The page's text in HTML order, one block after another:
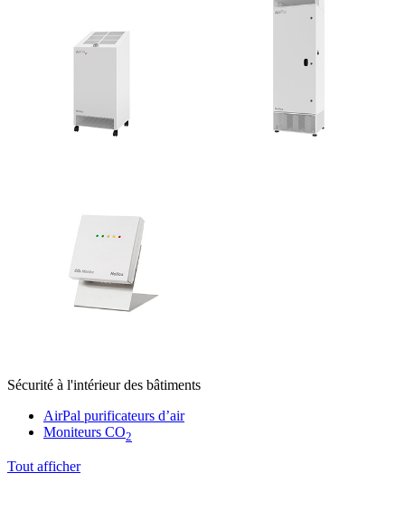
Sécurité à l'intérieur des bâtiments
AirPal purificateurs d’air
Moniteurs CO2
Tout afficher